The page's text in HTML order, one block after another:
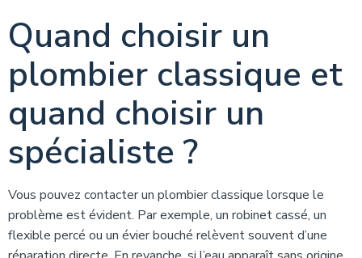
Quand choisir un
plombier classique et
quand choisir un
spécialiste ?
Vous pouvez contacter un plombier classique lorsque le
problème est évident. Par exemple, un robinet cassé, un
flexible percé ou un évier bouché relèvent souvent d’une